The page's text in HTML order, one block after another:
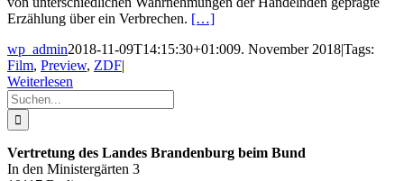
Erzählung über ein Verbrechen. […]
wp_admin2018-11-09T14:15:30+01:009. November 2018|Tags:
Film, Preview, ZDF|
Weiterlesen
Suche
nach:
Vertretung des Landes Brandenburg beim Bund
In den Ministergärten 3